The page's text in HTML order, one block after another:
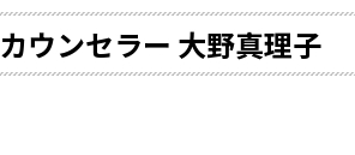
カウンセラー 大野真理子